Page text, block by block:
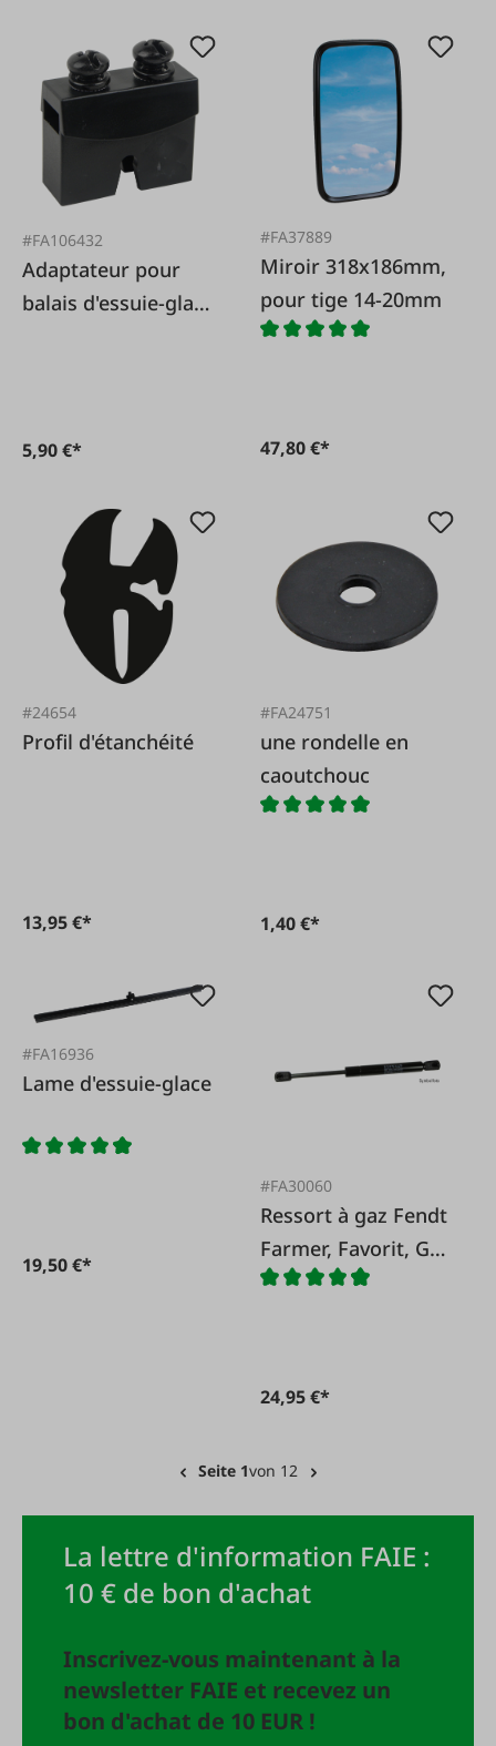
#FA106432
Adaptateur pour
balais d'essuie-glace
5,90 €*
#FA37889
Miroir 318x186mm,
pour tige 14-20mm
47,80 €*
#24654
Profil d'étanchéité
13,95 €*
#FA24751
une rondelle en
caoutchouc
1,40 €*
#FA16936
Lame d'essuie-glace
19,50 €*
#FA30060
Ressort à gaz Fendt
Farmer, Favorit, GT
lunette avant et
24,95 €*
Seite 1von 12
La lettre d'information FAIE :
10 € de bon d'achat
Inscrivez-vous maintenant à la
newsletter FAIE et recevez un
bon d'achat de 10 EUR !